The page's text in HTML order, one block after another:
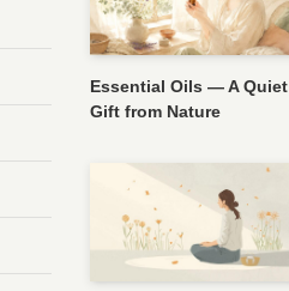
Essential Oils — A Quiet
Gift from Nature